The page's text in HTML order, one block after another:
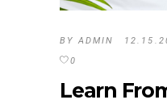
BY ADMIN
0
Learn